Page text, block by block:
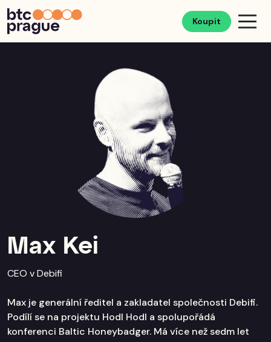
Koupit
Max Kei
CEO v Debifi
Max je generální ředitel a zakladatel společnosti Debifi.
Podílí se na projektu Hodl Hodl a spolupořádá
konferenci Baltic Honeybadger. Má více než sedm let